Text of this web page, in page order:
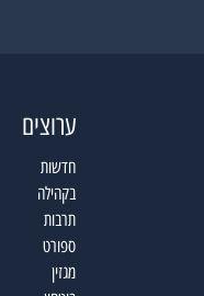
ערוצים
חדשות
בקהילה
תרבות
ספורט
מגזין